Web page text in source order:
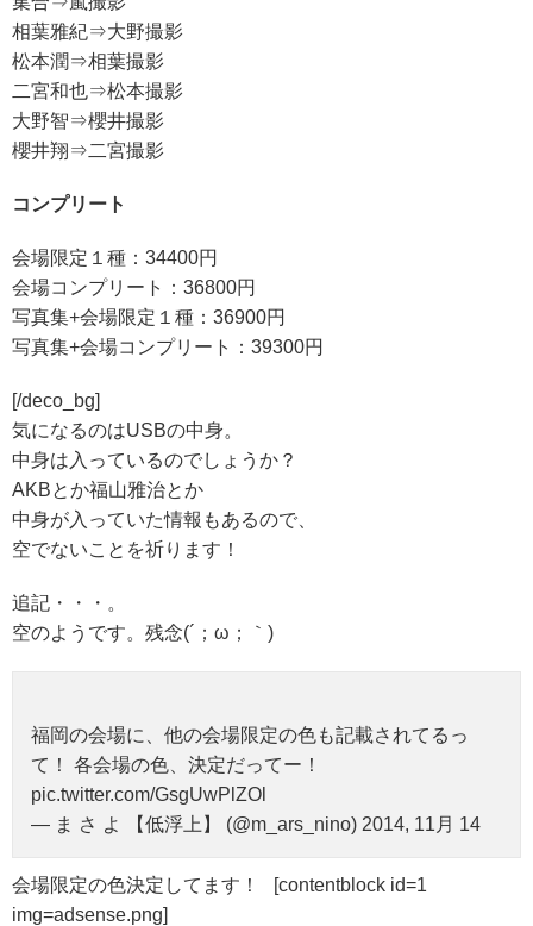
相葉雅紀⇒大野撮影
松本潤⇒相葉撮影
二宮和也⇒松本撮影
大野智⇒櫻井撮影
櫻井翔⇒二宮撮影
コンプリート
会場限定１種：34400円
会場コンプリート：36800円
写真集+会場限定１種：36900円
写真集+会場コンプリート：39300円
[/deco_bg]
気になるのはUSBの中身。
中身は入っているのでしょうか？
AKBとか福山雅治とか
中身が入っていた情報もあるので、
空でないことを祈ります！
追記・・・。
空のようです。残念(´；ω；｀)
福岡の会場に、他の会場限定の色も記載されてるっ
て！ 各会場の色、決定だってー！
pic.twitter.com/GsgUwPlZOl
— ま さ よ 【低浮上】 (@m_ars_nino) 2014, 11月 14
会場限定の色決定してます！ [contentblock id=1
img=adsense.png]